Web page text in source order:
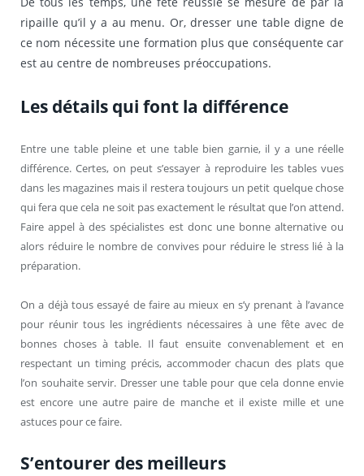
ripaille qu’il y a au menu. Or, dresser une table digne de
ce nom nécessite une formation plus que conséquente car
est au centre de nombreuses préoccupations.
Les détails qui font la différence
Entre une table pleine et une table bien garnie, il y a une réelle
différence. Certes, on peut s’essayer à reproduire les tables vues
dans les magazines mais il restera toujours un petit quelque chose
qui fera que cela ne soit pas exactement le résultat que l’on attend.
Faire appel à des spécialistes est donc une bonne alternative ou
alors réduire le nombre de convives pour réduire le stress lié à la
préparation.
On a déjà tous essayé de faire au mieux en s’y prenant à l’avance
pour réunir tous les ingrédients nécessaires à une fête avec de
bonnes choses à table. Il faut ensuite convenablement et en
respectant un timing précis, accommoder chacun des plats que
l’on souhaite servir. Dresser une table pour que cela donne envie
est encore une autre paire de manche et il existe mille et une
astuces pour ce faire.
S’entourer des meilleurs